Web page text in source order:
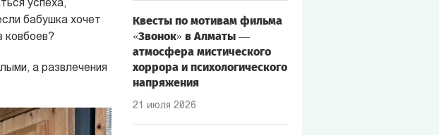
успеха,
бабушка хочет
ковбоев?
а развлечения
Квесты по мотивам фильма
«Звонок» в Алматы —
атмосфера мистического
хоррора и психологического
напряжения
21 июля 2026